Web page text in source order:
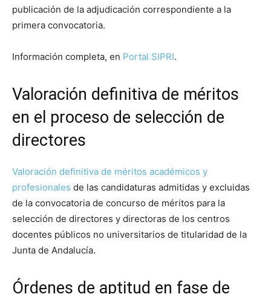
publicación de la adjudicación correspondiente a la
primera convocatoria.
Información completa, en Portal SIPRI.
Valoración definitiva de méritos
en el proceso de selección de
directores
Valoración definitiva de méritos académicos y
profesionales de las candidaturas admitidas y excluidas
de la convocatoria de concurso de méritos para la
selección de directores y directoras de los centros
docentes públicos no universitarios de titularidad de la
Junta de Andalucía.
Órdenes de aptitud en fase de